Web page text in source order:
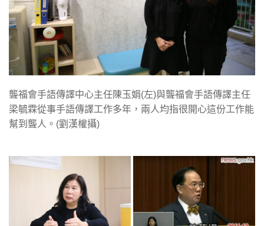
聾福會手語傳譯中心主任陳玉娟(左)與聾福會手語傳譯主任
梁毓霖從事手語傳譯工作多年，兩人均指很開心這份工作能
幫到聾人。(劉漢權攝)